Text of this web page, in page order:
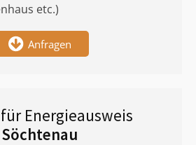
etc.)
Anfragen
Energieausweis
Söchtenau